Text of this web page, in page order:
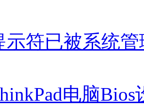
示符已被系统
电脑